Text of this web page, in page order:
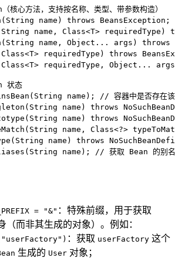
心方法，支持按名称、类型、带参数构造）
(String name) throws BeansException;
name, Class<T> requiredType)
(String name, Object... args) throws
requiredType) throws
requiredType, Object...
状态
(String name) ; // 容器中是否存在
(String name) throws
(String name) throws
(String name, Class<?>
name)
throws
name);
// 获取 Bean 的别名
= "&" ：特殊前缀，用于获取
（而非其生成的对象）。例如：
：获取 userFactory 这个
生成的 User 对象；